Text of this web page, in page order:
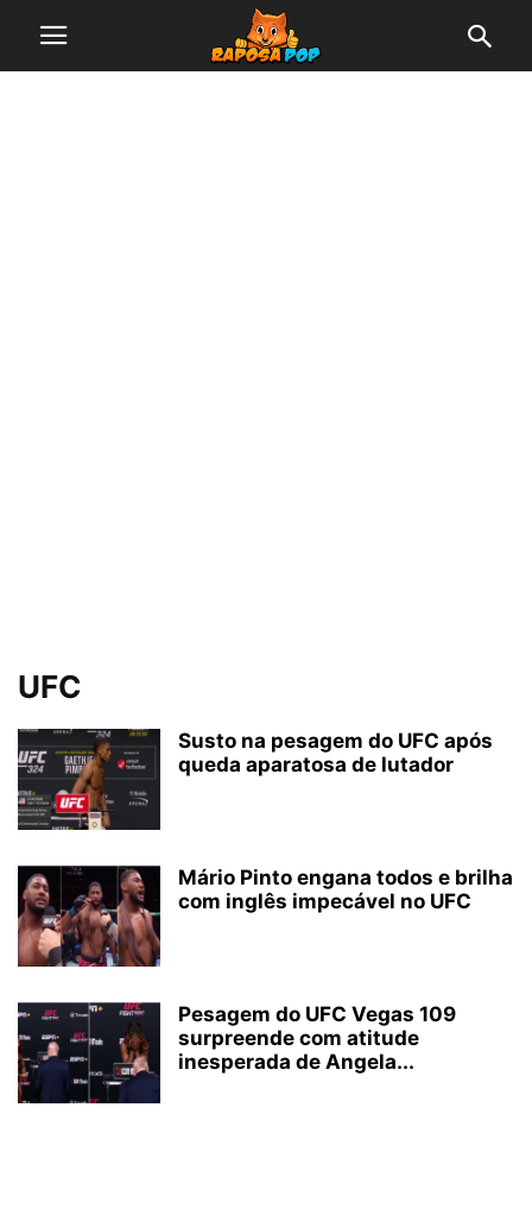
UFC
Susto na pesagem do UFC após
queda aparatosa de lutador
Mário Pinto engana todos e brilha
com inglês impecável no UFC
Pesagem do UFC Vegas 109
surpreende com atitude
inesperada de Angela...